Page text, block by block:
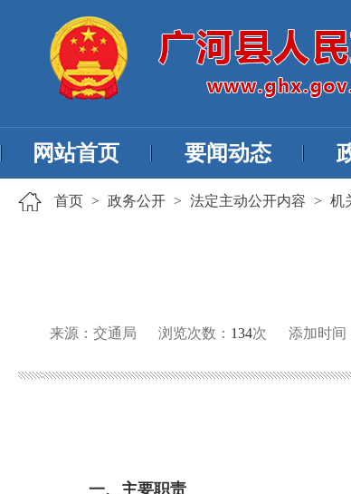
网站首页 要闻动态
首页 > 政务公开 > 法定主动公开内容 > 机
来源：交通局 浏览次数： 134次 添加时间
一、主要职责